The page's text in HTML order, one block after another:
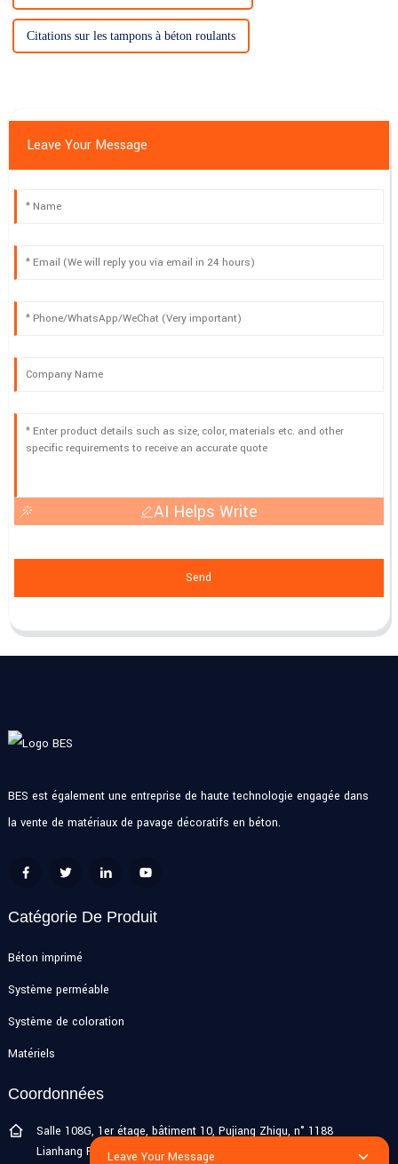
Citations sur les tampons à béton roulants
Leave Your Message
AI Helps Write
Send
BES est également une entreprise de haute technologie engagée dans
la vente de matériaux de pavage décoratifs en béton.
Catégorie De Produit
Béton imprimé
Système perméable
Système de coloration
Matériels
Coordonnées
Salle 108G, 1er étage, bâtiment 10, Pujiang Zhigu, n° 1188
Lianhang Road, ville de Pujiang, district de Minhang, Shanghai,
Leave Your Message